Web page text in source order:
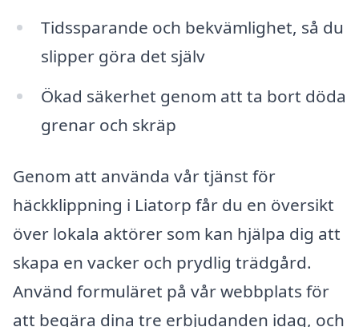
Tidssparande och bekvämlighet, så du
slipper göra det själv
Ökad säkerhet genom att ta bort döda
grenar och skräp
Genom att använda vår tjänst för
häckklippning i Liatorp får du en översikt
över lokala aktörer som kan hjälpa dig att
skapa en vacker och prydlig trädgård.
Använd formuläret på vår webbplats för
att begära dina tre erbjudanden idag, och